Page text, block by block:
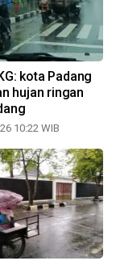
kota Padang
hujan ringan
10:22 WIB